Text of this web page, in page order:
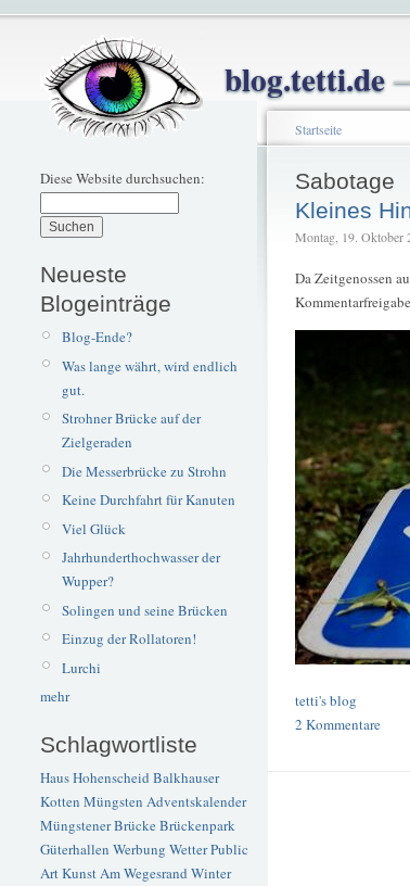
blog.tetti.de–
Diese Website durchsuchen:
Neueste
Blogeinträge
Blog-Ende?
Was lange währt, wird endlich
gut.
Strohner Brücke auf der
Zielgeraden
Die Messerbrücke zu Strohn
Keine Durchfahrt für Kanuten
Viel Glück
Jahrhunderthochwasser der
Wupper?
Solingen und seine Brücken
Einzug der Rollatoren!
Lurchi
mehr
Schlagwortliste
Haus Hohenscheid Balkhauser
Kotten Müngsten Adventskalender
Müngstener BrückeBrückenpark
Güterhallen Werbung WetterPublic
ArtKunstAm Wegesrand Winter
Startseite
Sabotage
Kleines
Montag, 19. Oktober
Da Zeitgenossen
tetti's blog
2 Kommentare